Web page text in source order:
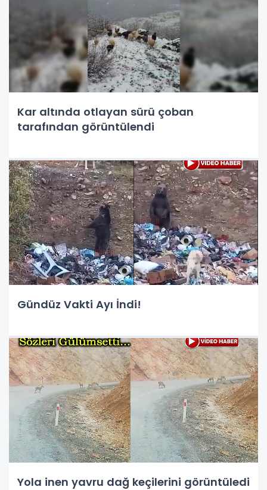
Kar altında otlayan sürü çoban
tarafından görüntülendi
Gündüz Vakti Ayı İndi!
Yola inen yavru dağ keçilerini görüntüledi